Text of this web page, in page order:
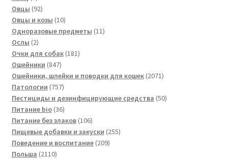
товаров
Овцы 9292
товара
Овцы и козы 1010
товаров
Одноразовые предметы 1111
Ослы 22
товара
Очки для собак 181181
Ошейники 847847
товаров
Ошейники, шлейки и поводки для кошек 20712071
Патологии 757757
товаров
Пестициды и дезинфицирующие средства 5050
Питание bio 3636
товаров
Питание без злаков 106106
товаров
Пищевые добавки и закуски 255255
Поведение и воспитание 209209
Польша 21102110